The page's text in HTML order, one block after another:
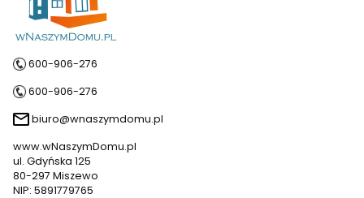
600-906-276
600-906-276
biuro@wnaszymdomu.pl
www.wNaszymDomu.pl
ul. Gdyńska 125
80-297 Miszewo
NIP: 5891779765